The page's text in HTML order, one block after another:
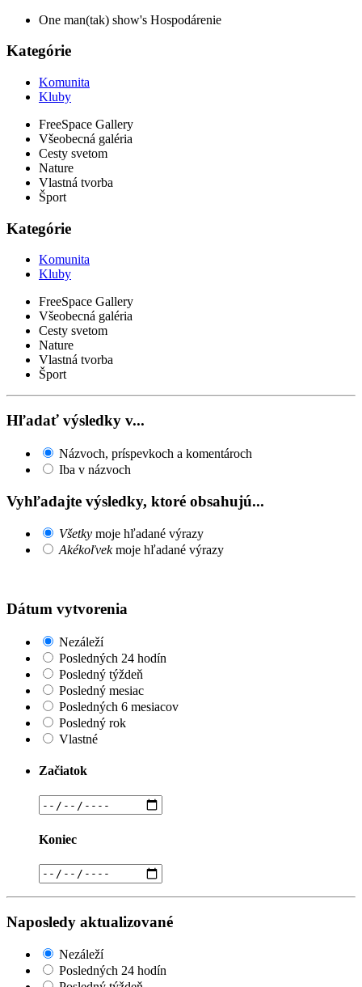
One man(tak) show's Hospodárenie
Kategórie
Komunita
Kluby
FreeSpace Gallery
Všeobecná galéria
Cesty svetom
Nature
Vlastná tvorba
Šport
Kategórie
Komunita
Kluby
FreeSpace Gallery
Všeobecná galéria
Cesty svetom
Nature
Vlastná tvorba
Šport
Hľadať výsledky v...
Názvoch, príspevkoch a komentároch
Iba v názvoch
Vyhľadajte výsledky, ktoré obsahujú...
Všetky moje hľadané výrazy
Akékoľvekmoje hľadané výrazy
Dátum vytvorenia
Nezáleží
Posledných 24 hodín
Posledný týždeň
Posledný mesiac
Posledných 6 mesiacov
Posledný rok
Vlastné
Začiatok
Koniec
Naposledy aktualizované
Nezáleží
Posledných 24 hodín